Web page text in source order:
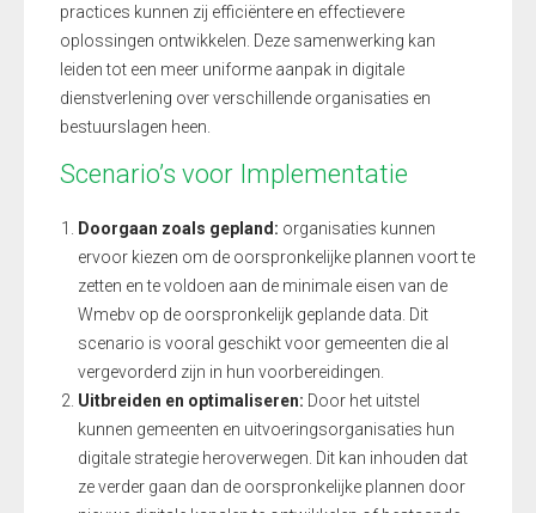
practices kunnen zij efficiëntere en effectievere
oplossingen ontwikkelen. Deze samenwerking kan
leiden tot een meer uniforme aanpak in digitale
dienstverlening over verschillende organisaties en
bestuurslagen heen.
Scenario’s voor Implementatie
Doorgaan zoals gepland: organisaties kunnen
ervoor kiezen om de oorspronkelijke plannen voort te
zetten en te voldoen aan de minimale eisen van de
Wmebv op de oorspronkelijk geplande data. Dit
scenario is vooral geschikt voor gemeenten die al
vergevorderd zijn in hun voorbereidingen.
Uitbreiden en optimaliseren: Door het uitstel
kunnen gemeenten en uitvoeringsorganisaties hun
digitale strategie heroverwegen. Dit kan inhouden dat
ze verder gaan dan de oorspronkelijke plannen door